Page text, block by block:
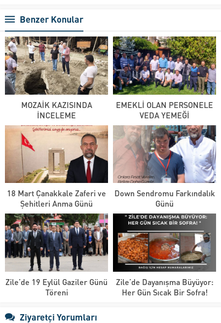
Benzer Konular
MOZAİK KAZISINDA
İNCELEME
EMEKLİ OLAN PERSONELE
VEDA YEMEĞİ
18 Mart Çanakkale Zaferi ve
Şehitleri Anma Günü
Down Sendromu Farkındalık
Günü
Zile’de 19 Eylül Gaziler Günü
Töreni
Zile’de Dayanışma Büyüyor:
Her Gün Sıcak Bir Sofra!
Ziyaretçi Yorumları